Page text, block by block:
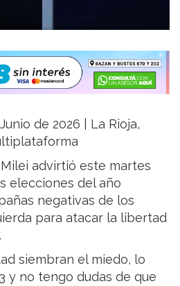
de 2026 | La Rioja,
advirtió este martes
elecciones del año
negativas de los
para atacar la libertad
siembran el miedo, lo
y no tengo dudas de que